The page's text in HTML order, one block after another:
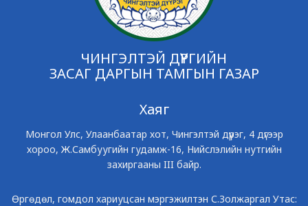
ЧИНГЭЛТЭЙ ДҮҮРГИЙН
ЗАСАГ ДАРГЫН ТАМГЫН ГАЗАР
Хаяг
Монгол Улс, Улаанбаатар хот, Чингэлтэй дүүрэг, 4 дүгээр
хороо, Ж.Самбуугийн гудамж-16, Нийслэлийн нутгийн
захиргааны III байр.
Өргөдөл, гомдол хариуцсан мэргэжилтэн С.Золжаргал Утас: